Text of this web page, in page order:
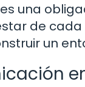
una
de
un